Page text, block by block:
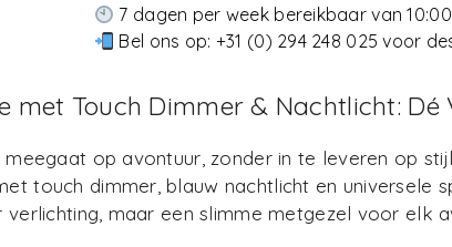
7 dagen per week bereikbaar van
Bel ons op: +31 (0) 294 248 025 voor
met Touch Dimmer & Nachtlicht:
op avontuur, zonder in te leveren op
touch dimmer, blauw nachtlicht en universele
verlichting, maar een slimme metgezel voor elk